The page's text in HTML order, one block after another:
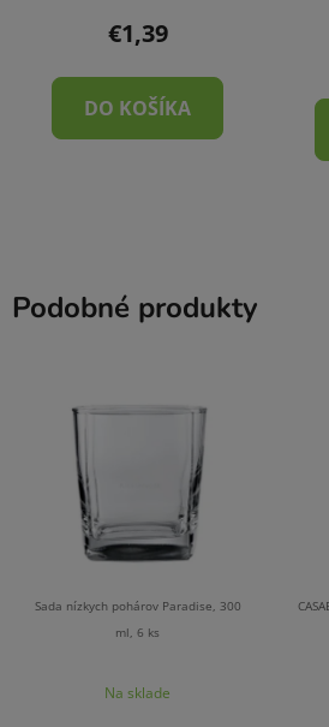
€1,39
DO KOŠÍKA
Podobné produkty
Sada nízkych pohárov Paradise, 300
ml, 6 ks
Na sklade